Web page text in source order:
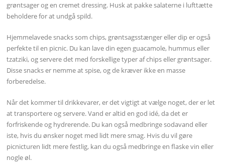
grøntsager og en cremet dressing. Husk at pakke salaterne i lufttætte
beholdere for at undgå spild.
Hjemmelavede snacks som chips, grøntsagsstænger eller dip er også
perfekte til en picnic. Du kan lave din egen guacamole, hummus eller
tzatziki, og servere det med forskellige typer af chips eller grøntsager.
Disse snacks er nemme at spise, og de kræver ikke en masse
forberedelse.
Når det kommer til drikkevarer, er det vigtigt at vælge noget, der er let
at transportere og servere. Vand er altid en god idé, da det er
forfriskende og hydrerende. Du kan også medbringe sodavand eller
iste, hvis du ønsker noget med lidt mere smag. Hvis du vil gøre
picnicturen lidt mere festlig, kan du også medbringe en flaske vin eller
nogle øl.